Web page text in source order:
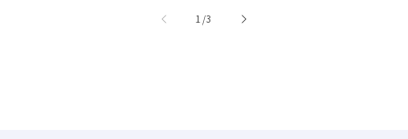
1 //3